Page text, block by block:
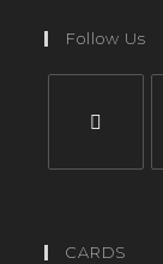
Follow Us
CARDS